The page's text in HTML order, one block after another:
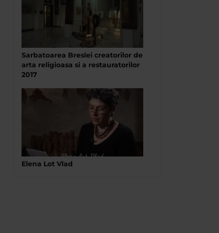
Sarbatoarea Breslei creatorilor de
arta religioasa si a restauratorilor
2017
Elena Lot Vlad